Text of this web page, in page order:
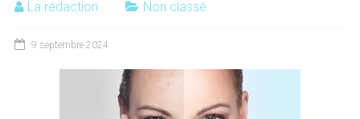
La rédaction Non classé
9 septembre 2024